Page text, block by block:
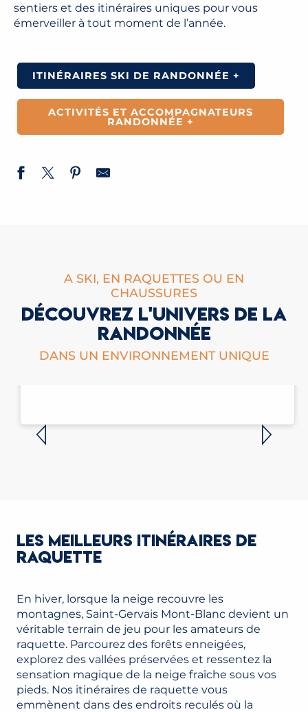
sentiers et des itinéraires uniques pour vous
émerveiller à tout moment de l’année.
ITINÉRAIRES SKI DE RANDONNÉE +
ACTIVITÉS ET ACCOMPAGNATEURS
RANDONNÉE +
A SKI, EN RAQUETTES OU EN
CHAUSSURES
DÉCOUVREZ L'UNIVERS DE LA
RANDONNÉE
DANS UN ENVIRONNEMENT UNIQUE
LES MEILLEURS ITINÉRAIRES DE
RAQUETTE
En hiver, lorsque la neige recouvre les
montagnes, Saint-Gervais Mont-Blanc devient un
véritable terrain de jeu pour les amateurs de
raquette. Parcourez des forêts enneigées,
explorez des vallées préservées et ressentez la
sensation magique de la neige fraîche sous vos
pieds. Nos itinéraires de raquette vous
emmènent dans des endroits reculés où la